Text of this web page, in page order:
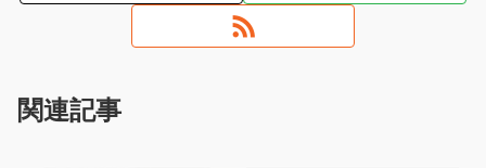
関連記事